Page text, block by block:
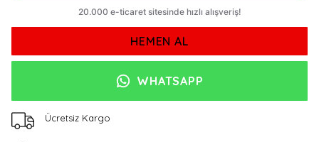
HEMEN AL
WHATSAPP
Ücretsiz Kargo